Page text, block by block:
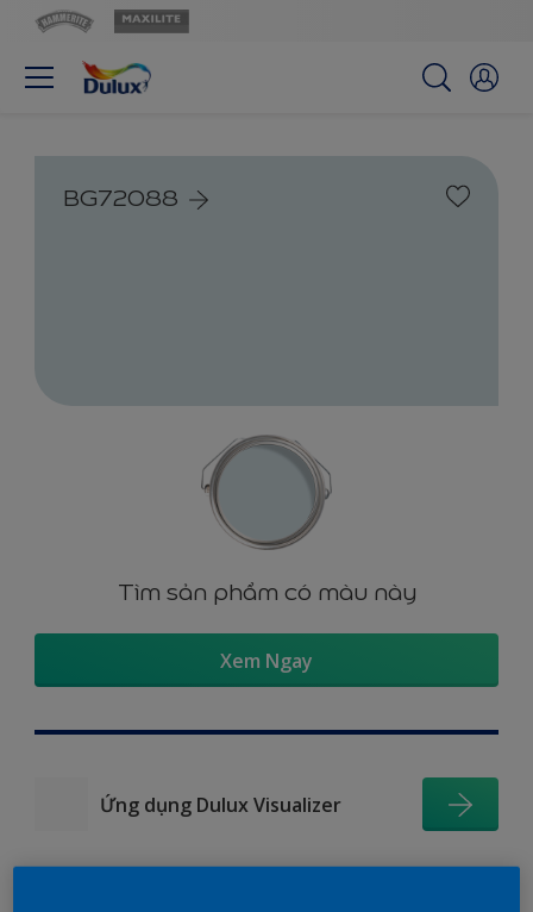
BG72088
Tìm sản phẩm có màu này
Xem Ngay
Ứng dụng Dulux Visualizer